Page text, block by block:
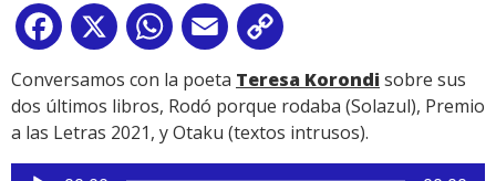
Facebook
X WhatsApp
Email
Link
Conversamos con la poeta Teresa Korondi sobre sus
dos últimos libros, Rodó porque rodaba (Solazul), Premio
a las Letras 2021, y Otaku (textos intrusos).
Reproductor